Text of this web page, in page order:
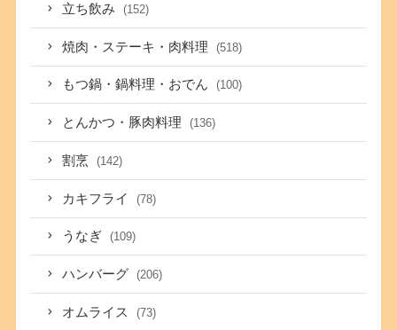
立ち飲み (152)
焼肉・ステーキ・肉料理 (518)
もつ鍋・鍋料理・おでん (100)
とんかつ・豚肉料理 (136)
割烹 (142)
カキフライ (78)
うなぎ (109)
ハンバーグ (206)
オムライス (73)